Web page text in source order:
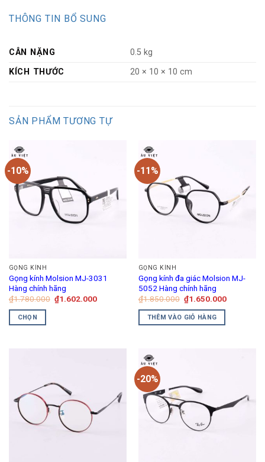
THÔNG TIN BỔ SUNG
CÂN NẶNG
0.5 kg
KÍCH THƯỚC
20 × 10 × 10 cm
SẢN PHẨM TƯƠNG TỰ
-10%
GỌNG KÍNH
Gọng kính Molsion MJ-3031
Hàng chính hãng
₫1.780.000 Giá
gốc
₫1.602.000Giá
CHỌN
biến
thể.
Các
-11%
GỌNG KÍNH
Gọng kính đa giác Molsion MJ-
5052 Hàng chính hãng
₫1.850.000 Giá
gốc
là:
₫1.850.000.
₫1.650.000Giá
THÊM VÀO GIỎ HÀNG
-20%